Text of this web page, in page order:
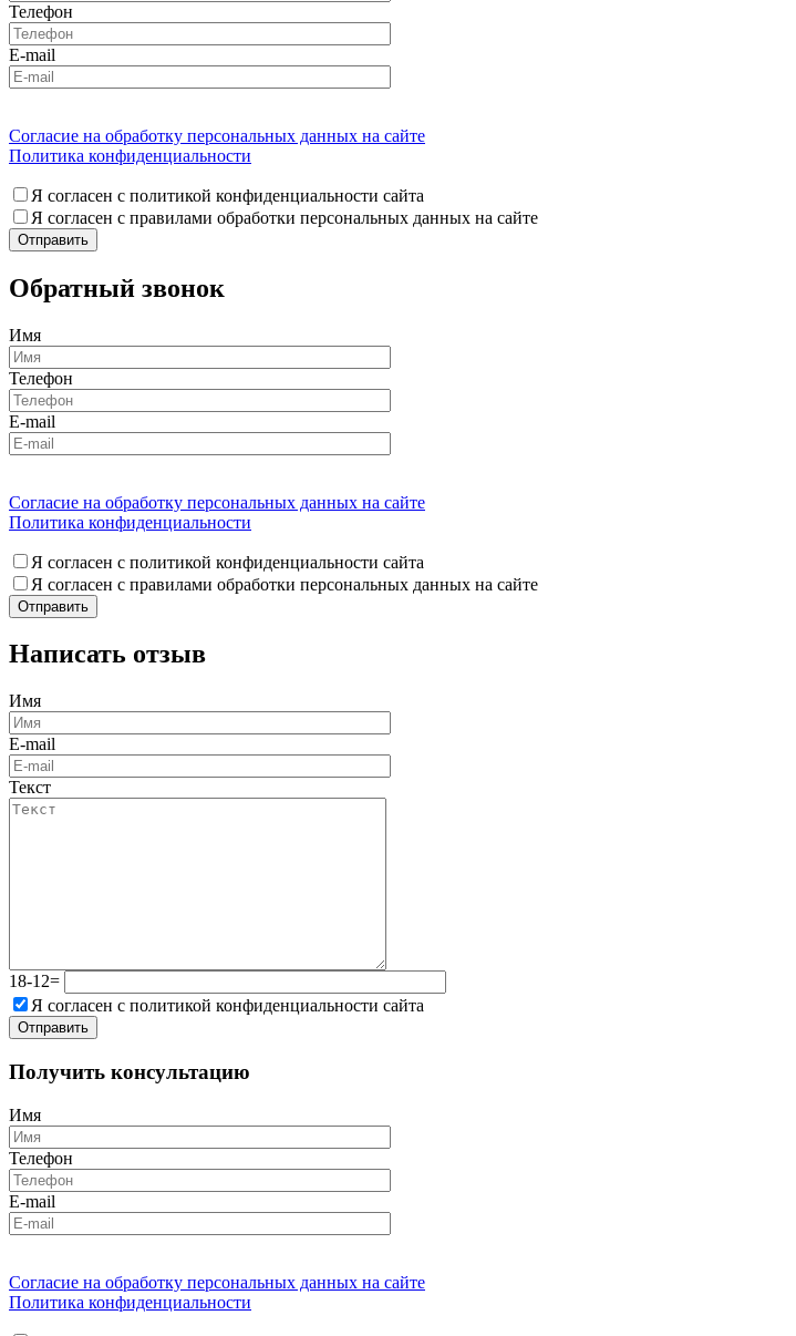
Телефон
E-mail
Согласие на обработку персональных данных на сайте
Политика конфиденциальности
Я согласен с политикой конфиденциальности сайта
Я согласен с правилами обработки персональных данных на сайте
Обратный звонок
Имя
Телефон
E-mail
Согласие на обработку персональных данных на сайте
Политика конфиденциальности
Я согласен с политикой конфиденциальности сайта
Я согласен с правилами обработки персональных данных на сайте
Написать отзыв
Имя
E-mail
Текст
18-12=
Я согласен с политикой конфиденциальности сайта
Получить консультацию
Имя
Телефон
E-mail
Согласие на обработку персональных данных на сайте
Политика конфиденциальности